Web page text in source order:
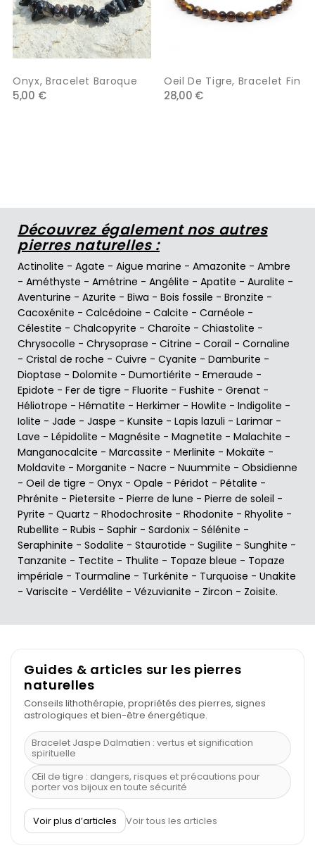
Onyx, Bracelet Baroque
5,00 €
Oeil De Tigre, Bracelet Fin
28,00 €
Découvrez également nos autres
pierres naturelles :
Actinolite - Agate - Aigue marine - Amazonite - Ambre
- Améthyste - Amétrine - Angélite - Apatite - Auralite -
Aventurine - Azurite - Biwa - Bois fossile - Bronzite -
Cacoxénite - Calcédoine - Calcite - Carnéole -
Célestite - Chalcopyrite - Charoïte - Chiastolite -
Chrysocolle - Chrysoprase - Citrine - Corail - Cornaline
- Cristal de roche - Cuivre - Cyanite - Damburite -
Dioptase - Dolomite - Dumortiérite - Emeraude -
Epidote - Fer de tigre - Fluorite - Fushite - Grenat -
Héliotrope - Hématite - Herkimer - Howlite - Indigolite -
Iolite - Jade - Jaspe - Kunsite - Lapis lazuli - Larimar -
Lave - Lépidolite - Magnésite - Magnetite - Malachite -
Manganocalcite - Marcassite - Merlinite - Mokaïte -
Moldavite - Morganite - Nacre - Nuummite - Obsidienne
- Oeil de tigre - Onyx - Opale - Péridot - Pétalite -
Phrénite - Pietersite - Pierre de lune - Pierre de soleil -
Pyrite - Quartz - Rhodochrosite - Rhodonite - Rhyolite -
Rubellite - Rubis - Saphir - Sardonix - Sélénite -
Seraphinite - Sodalite - Staurotide - Sugilite - Sunghite -
Tanzanite - Tectite - Thulite - Topaze bleue - Topaze
impériale - Tourmaline - Turkénite - Turquoise - Unakite
- Variscite - Verdélite - Vézuvianite - Zircon - Zoisite.
Guides & articles sur les pierres
naturelles
Conseils lithothérapie, propriétés des pierres, signes
astrologiques et bien-être énergétique.
Bracelet Jaspe Dalmatien : vertus et signification
spirituelle
Œil de tigre : dangers, risques et précautions pour
porter vos bijoux en toute sécurité
À quel poignet porter un bracelet de pierre
Découvrez le scorpion et ses pierres
Voir plus d’articles Voir tous les articles